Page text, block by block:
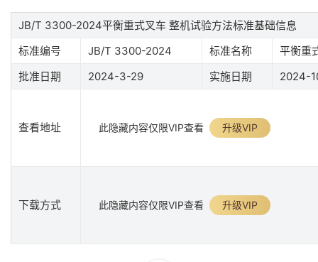
JB/T 3300-2024平衡重式叉车 整机试验方法标准基础信息
标准编号
JB/T 3300-2024 标准名称
平衡重
批准日期
2024-3-29 实施日期 2024-
查看地址 此隐藏内容仅限VIP查看 升级VIP
下载方式 此隐藏内容仅限VIP查看 升级VIP